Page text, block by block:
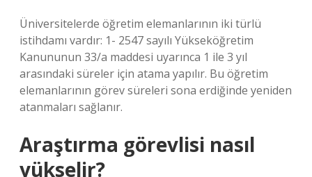
Üniversitelerde öğretim elemanlarının iki türlü
istihdamı vardır: 1- 2547 sayılı Yükseköğretim
Kanununun 33/a maddesi uyarınca 1 ile 3 yıl
arasındaki süreler için atama yapılır. Bu öğretim
elemanlarının görev süreleri sona erdiğinde yeniden
atanmaları sağlanır.
Araştırma görevlisi nasıl
yükselir?